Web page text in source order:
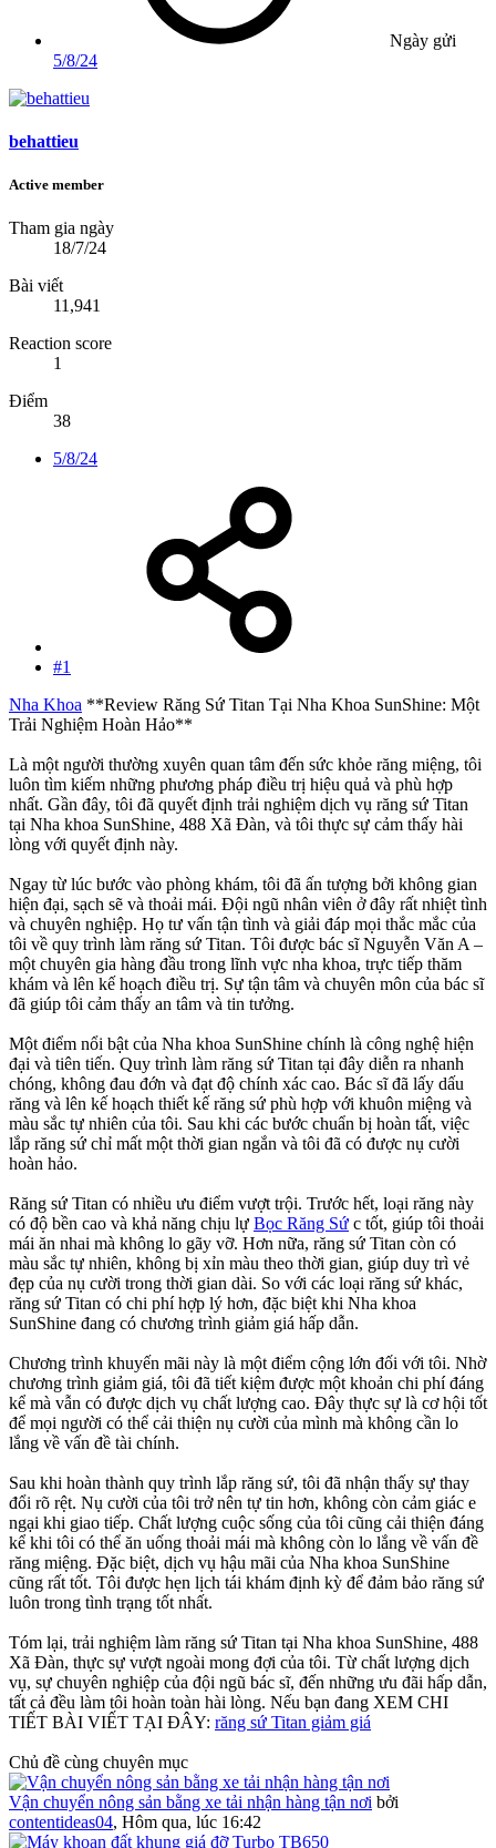
Ngày gửi
5/8/24
behattieu
Active member
Tham gia ngày
18/7/24
Bài viết
11,941
Reaction score
1
Điểm
38
5/8/24
#1
Nha Khoa **Review Răng Sứ Titan Tại Nha Khoa SunShine: Một
Trải Nghiệm Hoàn Hảo**
Là một người thường xuyên quan tâm đến sức khỏe răng miệng, tôi
luôn tìm kiếm những phương pháp điều trị hiệu quả và phù hợp
nhất. Gần đây, tôi đã quyết định trải nghiệm dịch vụ răng sứ Titan
tại Nha khoa SunShine, 488 Xã Đàn, và tôi thực sự cảm thấy hài
lòng với quyết định này.
Ngay từ lúc bước vào phòng khám, tôi đã ấn tượng bởi không gian
hiện đại, sạch sẽ và thoải mái. Đội ngũ nhân viên ở đây rất nhiệt tình
và chuyên nghiệp. Họ tư vấn tận tình và giải đáp mọi thắc mắc của
tôi về quy trình làm răng sứ Titan. Tôi được bác sĩ Nguyễn Văn A –
một chuyên gia hàng đầu trong lĩnh vực nha khoa, trực tiếp thăm
khám và lên kế hoạch điều trị. Sự tận tâm và chuyên môn của bác sĩ
đã giúp tôi cảm thấy an tâm và tin tưởng.
Một điểm nổi bật của Nha khoa SunShine chính là công nghệ hiện
đại và tiên tiến. Quy trình làm răng sứ Titan tại đây diễn ra nhanh
chóng, không đau đớn và đạt độ chính xác cao. Bác sĩ đã lấy dấu
răng và lên kế hoạch thiết kế răng sứ phù hợp với khuôn miệng và
màu sắc tự nhiên của tôi. Sau khi các bước chuẩn bị hoàn tất, việc
lắp răng sứ chỉ mất một thời gian ngắn và tôi đã có được nụ cười
hoàn hảo.
Răng sứ Titan có nhiều ưu điểm vượt trội. Trước hết, loại răng này
có độ bền cao và khả năng chịu lự Bọc Răng Sứ c tốt, giúp tôi thoải
mái ăn nhai mà không lo gãy vỡ. Hơn nữa, răng sứ Titan còn có
màu sắc tự nhiên, không bị xỉn màu theo thời gian, giúp duy trì vẻ
đẹp của nụ cười trong thời gian dài. So với các loại răng sứ khác,
răng sứ Titan có chi phí hợp lý hơn, đặc biệt khi Nha khoa
SunShine đang có chương trình giảm giá hấp dẫn.
Chương trình khuyến mãi này là một điểm cộng lớn đối với tôi. Nhờ
chương trình giảm giá, tôi đã tiết kiệm được một khoản chi phí đáng
kể mà vẫn có được dịch vụ chất lượng cao. Đây thực sự là cơ hội tốt
để mọi người có thể cải thiện nụ cười của mình mà không cần lo
lắng về vấn đề tài chính.
Sau khi hoàn thành quy trình lắp răng sứ, tôi đã nhận thấy sự thay
đổi rõ rệt. Nụ cười của tôi trở nên tự tin hơn, không còn cảm giác e
ngại khi giao tiếp. Chất lượng cuộc sống của tôi cũng cải thiện đáng
kể khi tôi có thể ăn uống thoải mái mà không còn lo lắng về vấn đề
răng miệng. Đặc biệt, dịch vụ hậu mãi của Nha khoa SunShine
cũng rất tốt. Tôi được hẹn lịch tái khám định kỳ để đảm bảo răng sứ
luôn trong tình trạng tốt nhất.
Tóm lại, trải nghiệm làm răng sứ Titan tại Nha khoa SunShine, 488
Xã Đàn, thực sự vượt ngoài mong đợi của tôi. Từ chất lượng dịch
vụ, sự chuyên nghiệp của đội ngũ bác sĩ, đến những ưu đãi hấp dẫn,
tất cả đều làm tôi hoàn toàn hài lòng. Nếu bạn đang XEM CHI
TIẾT BÀI VIẾT TẠI ĐÂY: răng sứ Titan giảm giá
Chủ đề cùng chuyên mục
Vận chuyển nông sản bằng xe tải nhận hàng tận nơi bởi
contentideas04, Hôm qua, lúc 16:42